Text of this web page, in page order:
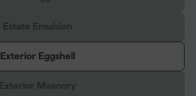
Exterior Eggshell